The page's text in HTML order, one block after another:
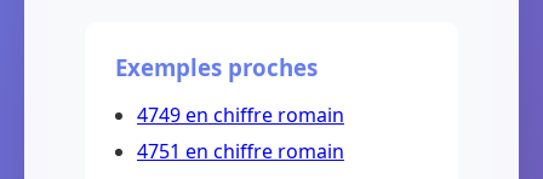
Exemples proches
4749 en chiffre romain
4751 en chiffre romain